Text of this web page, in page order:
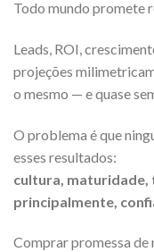
Todo mundo promete
Leads, ROI,
projeções
o mesmo — e quase
O problema é que
esses resultados:
cultura, maturidade,
principalmente,
Comprar promessa de